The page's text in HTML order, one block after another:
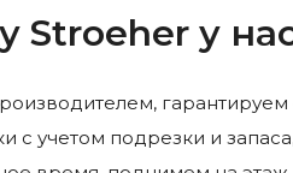
Stroeher у
гарантируем
с учетом подрезки и